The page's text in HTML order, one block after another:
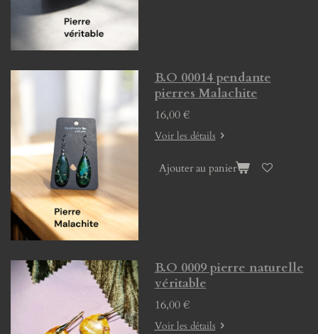
B.O 00014 pendante
pierres Malachite
16,00 €
Voir les détails
Ajouter au panier
B.O 0009 pierre naturelle
véritable
16,00 €
Voir les détails